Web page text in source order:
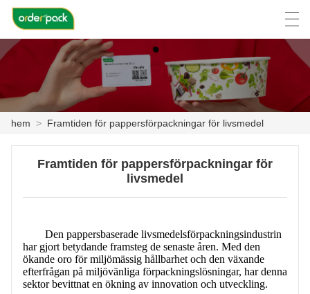
PRODUKT
FALL
FACTORY TOUR
Deutsch
hem > Framtiden för pappersförpackningar för livsmedel
Framtiden för pappersförpackningar för
livsmedel
Den pappersbaserade livsmedelsförpackningsindustrin
har gjort betydande framsteg de senaste åren. Med den
ökande oro för miljömässig hållbarhet och den växande
efterfrågan på miljövänliga förpackningslösningar, har denna
sektor bevittnat en ökning av innovation och utveckling.